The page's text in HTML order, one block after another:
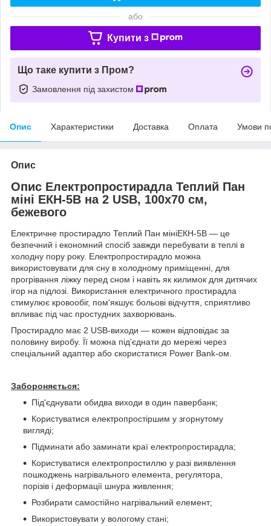
або
Купити з
Що таке купити з Пром?
Замовлення під захистом
Опис Характеристики Доставка Оплата Умови
Опис
Опис Електропростирадла Теплий Пан
міні ЕКН-5В на 2 USB, 100х70 см,
бежевого
Електричне простирадло Теплий Пан мініЕКН-5В — це
безпечний і економний спосіб завжди перебувати в теплі в
холодну пору року. Електропростирадло можна
використовувати для сну в холодному приміщенні, для
прогрівання ліжку перед сном і навіть як килимок для дитячих
ігор на підлозі. Використання електричного простирадла
стимулює кровообіг, пом'якшує больові відчуття, сприятливо
впливає під час простудних захворювань.
Простирадло має 2 USB-виходи — кожен відповідає за
половину виробу. Її можна під'єднати до мережі через
спеціальний адаптер або скористатися Power Bank-ом.
Забороняється:
Під'єднувати обидва виходи в один павербанк;
Користуватися електропростіршим у згорнутому
вигляді;
Підминати або заминати краї електропростирадла;
Користуватися електропростиллю у разі виявлення
пошкоджень нагрівального елемента, регулятора,
порізів і деформації шнура живлення;
Розбирати самостійно нагрівальний елемент;
Використовувати у вологому стані;